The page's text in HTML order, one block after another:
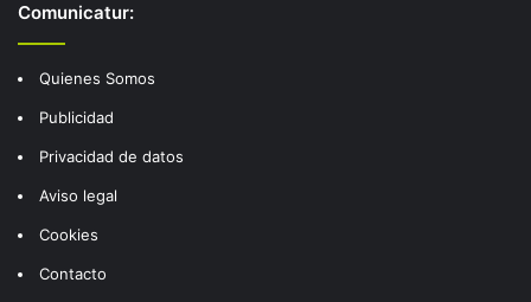
Comunicatur:
Quienes Somos
Publicidad
Privacidad de datos
Aviso legal
Cookies
Contacto